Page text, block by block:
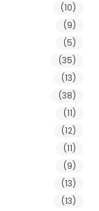
(10)
(9)
(5)
(35)
(13)
(38)
(11)
(12)
(11)
(9)
(13)
(13)